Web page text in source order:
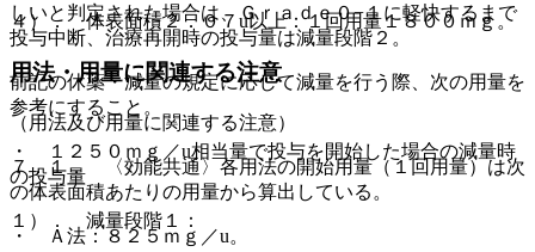
しいと判定された場合は、Ｇｒａｄｅ０−１に軽快するまで
投与中断、治療再開時の投与量は減量段階２。
前記の休薬・減量の規定に応じて減量を行う際、次の用量を
参考にすること。
・ １２５０ｍｇ／u相当量で投与を開始した場合の減量時
の投与量
１）． 減量段階１：
４）． 体表面積２．０７u以上：１回用量１８００ｍｇ。
用法・用量に関連する注意
（用法及び用量に関連する注意）
７．１． 〈効能共通〉各用法の開始用量（１回用量）は次
の体表面積あたりの用量から算出している。
・ Ａ法：８２５ｍｇ／u。